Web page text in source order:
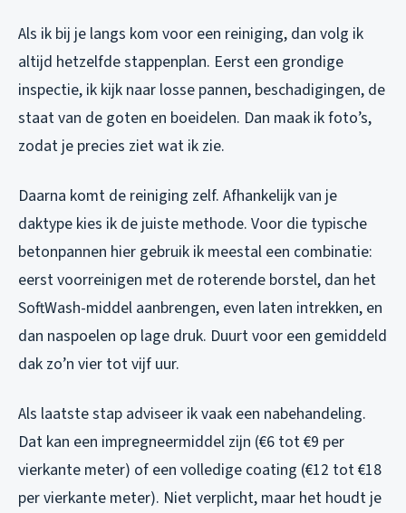
Als ik bij je langs kom voor een reiniging, dan volg ik
altijd hetzelfde stappenplan. Eerst een grondige
inspectie, ik kijk naar losse pannen, beschadigingen, de
staat van de goten en boeidelen. Dan maak ik foto’s,
zodat je precies ziet wat ik zie.
Daarna komt de reiniging zelf. Afhankelijk van je
daktype kies ik de juiste methode. Voor die typische
betonpannen hier gebruik ik meestal een combinatie:
eerst voorreinigen met de roterende borstel, dan het
SoftWash-middel aanbrengen, even laten intrekken, en
dan naspoelen op lage druk. Duurt voor een gemiddeld
dak zo’n vier tot vijf uur.
Als laatste stap adviseer ik vaak een nabehandeling.
Dat kan een impregneermiddel zijn (€6 tot €9 per
vierkante meter) of een volledige coating (€12 tot €18
per vierkante meter). Niet verplicht, maar het houdt je